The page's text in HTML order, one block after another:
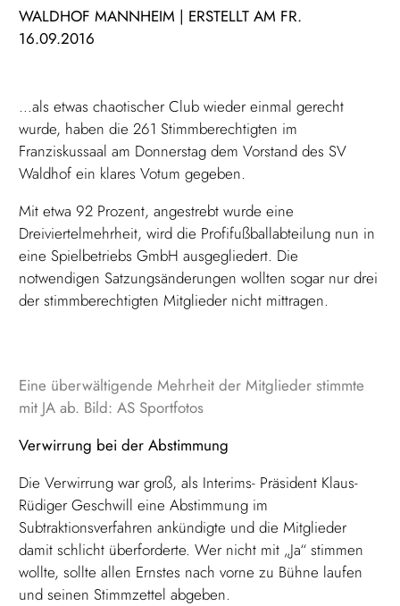
WALDHOF MANNHEIM | ERSTELLT AM FR.
16.09.2016
…als etwas chaotischer Club wieder einmal gerecht
wurde, haben die 261 Stimmberechtigten im
Franziskussaal am Donnerstag dem Vorstand des SV
Waldhof ein klares Votum gegeben.
Mit etwa 92 Prozent, angestrebt wurde eine
Dreiviertelmehrheit, wird die Profifußballabteilung nun in
eine Spielbetriebs GmbH ausgegliedert. Die
notwendigen Satzungsänderungen wollten sogar nur drei
der stimmberechtigten Mitglieder nicht mittragen.
Eine überwältigende Mehrheit der Mitglieder stimmte
mit JA ab. Bild: AS Sportfotos
Verwirrung bei der Abstimmung
Die Verwirrung war groß, als Interims- Präsident Klaus-
Rüdiger Geschwill eine Abstimmung im
Subtraktionsverfahren ankündigte und die Mitglieder
damit schlicht überforderte. Wer nicht mit „Ja“ stimmen
wollte, sollte allen Ernstes nach vorne zu Bühne laufen
und seinen Stimmzettel abgeben.